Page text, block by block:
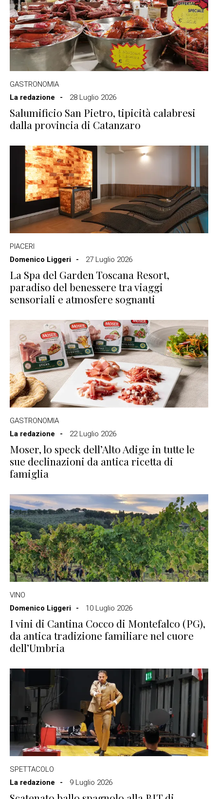
GASTRONOMIA
La redazione
28 Luglio 2026
Salumificio San Pietro, tipicità calabresi
dalla provincia di Catanzaro
PIACERI
Domenico Liggeri
27 Luglio 2026
La Spa del Garden Toscana Resort,
paradiso del benessere tra viaggi
sensoriali e atmosfere sognanti
GASTRONOMIA
La redazione
22 Luglio 2026
Moser, lo speck dell’Alto Adige in tutte le
sue declinazioni da antica ricetta di
famiglia
VINO
Domenico Liggeri
10 Luglio 2026
I vini di Cantina Cocco di Montefalco (PG),
da antica tradizione familiare nel cuore
dell’Umbria
SPETTACOLO
La redazione
9 Luglio 2026